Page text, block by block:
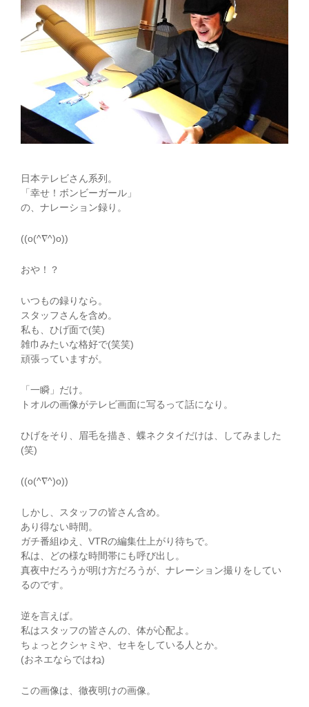
日本テレビさん系列。
「幸せ！ボンビーガール」
の、ナレーション録り。
((o(^∇^)o))
おや！？
いつもの録りなら。
スタッフさんを含め。
私も、ひげ面で(笑)
雑巾みたいな格好で(笑笑)
頑張っていますが。
「一瞬」だけ。
トオルの画像がテレビ画面に写るって話になり。
ひげをそり、眉毛を描き、蝶ネクタイだけは、してみました
(笑)
((o(^∇^)o))
しかし、スタッフの皆さん含め。
あり得ない時間。
ガチ番組ゆえ、VTRの編集仕上がり待ちで。
私は、どの様な時間帯にも呼び出し。
真夜中だろうが明け方だろうが、ナレーション撮りをしてい
るのです。
逆を言えば。
私はスタッフの皆さんの、体が心配よ。
ちょっとクシャミや、セキをしている人とか。
(おネエならではね)
この画像は、徹夜明けの画像。